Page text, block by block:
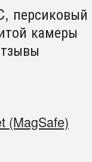
персиковый
камеры
(MagSafe)